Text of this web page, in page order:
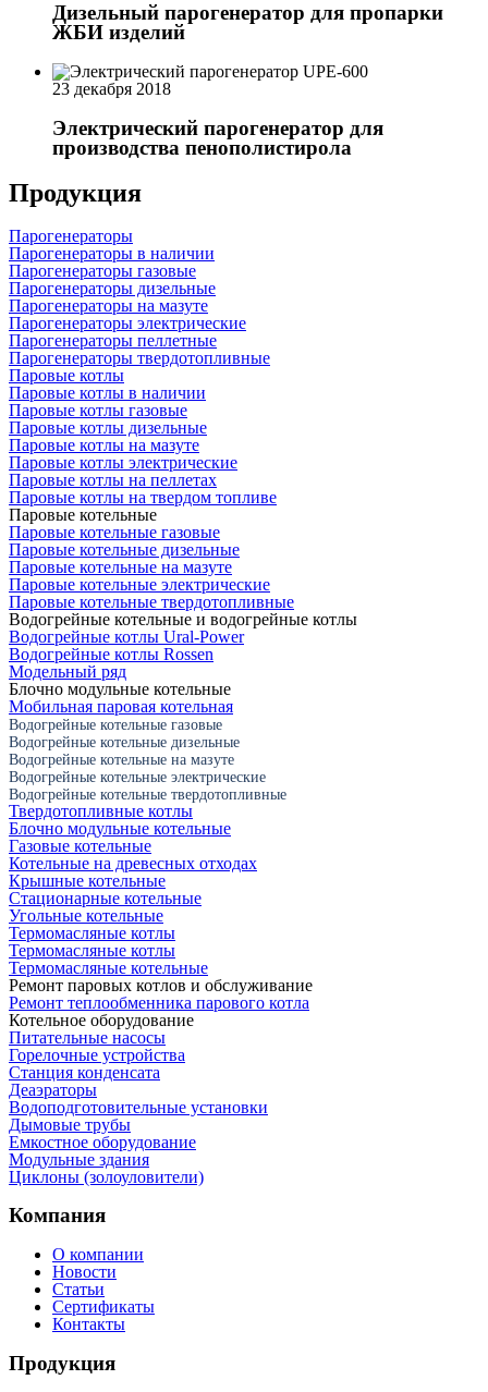
Дизельный парогенератор для пропарки
ЖБИ изделий
23 декабря 2018
Электрический парогенератор для
производства пенополистирола
Продукция
Парогенераторы
Парогенераторы в наличии
Парогенераторы газовые
Парогенераторы дизельные
Парогенераторы на мазуте
Парогенераторы электрические
Парогенераторы пеллетные
Парогенераторы твердотопливные
Паровые котлы
Паровые котлы в наличии
Паровые котлы газовые
Паровые котлы дизельные
Паровые котлы на мазуте
Паровые котлы электрические
Паровые котлы на пеллетах
Паровые котлы на твердом топливе
Паровые котельные
Паровые котельные газовые
Паровые котельные дизельные
Паровые котельные на мазуте
Паровые котельные электрические
Паровые котельные твердотопливные
Водогрейные котельные и водогрейные котлы
Водогрейные котлы Ural-Power
Водогрейные котлы Rossen
Модельный ряд
Блочно модульные котельные
Мобильная паровая котельная
Водогрейные котельные газовые
Водогрейные котельные дизельные
Водогрейные котельные на мазуте
Водогрейные котельные электрические
Водогрейные котельные твердотопливные
Твердотопливные котлы
Блочно модульные котельные
Газовые котельные
Котельные на древесных отходах
Крышные котельные
Стационарные котельные
Угольные котельные
Термомасляные котлы
Термомасляные котлы
Термомасляные котельные
Ремонт паровых котлов и обслуживание
Ремонт теплообменника парового котла
Котельное оборудование
Питательные насосы
Горелочные устройства
Станция конденсата
Деаэраторы
Водоподготовительные установки
Дымовые трубы
Емкостное оборудование
Mодульные здания
Циклоны (золоуловители)
Компания
О компании
Новости
Статьи
Сертификаты
Контакты
Продукция